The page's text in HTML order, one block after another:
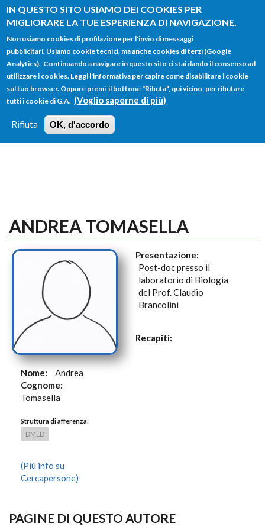
IN QUESTO SITO USIAMO DEI COOKIES PER
MIGLIORARE LA TUE ESPERIENZA DI NAVIGAZIONE.
Non usiamo cookies di profilazione per l'invio di messaggi
pubblicitari. Usiamo cookie tecnici, ma anche cookies di terzi (Google
Analytics). Continuando a navigare in questo sito ci stai dando il consenso ad
utilizzare i cookies. Leggi l'informativa per capire come disabilitare i cookie
sul tuo browser. Oppure premi il bottone "Rifiuta", qui vicino, per rifiutare
tutti i cookie di G.A. (Voglio saperne di più)
Rifiuta OK, d'accordo
Salta al contenuto principale
FORM
DI
RICERCA
Main menu
HOME TUTTI I PROFILI
LOGIN
ANDREA TOMASELLA
Nome:
Andrea
Cognome:
Tomasella
Struttura di afferenza:
DMED
(Più info su
Cercapersone)
Presentazione:
Post-doc presso il
laboratorio di Biologia
del Prof. Claudio
Brancolini
Recapiti:
PAGINE DI QUESTO AUTORE